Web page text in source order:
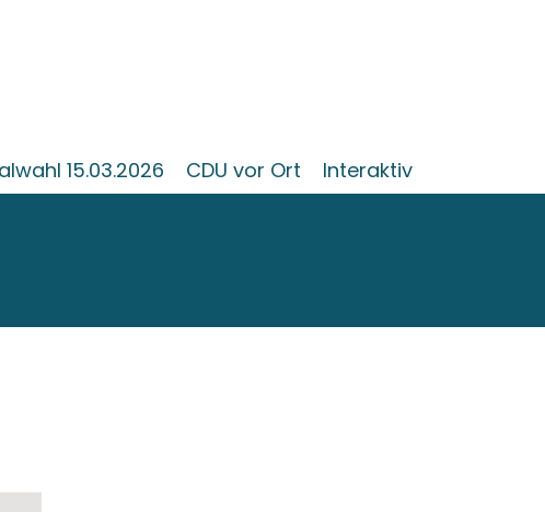
15.03.2026 CDU vor Ort Interaktiv